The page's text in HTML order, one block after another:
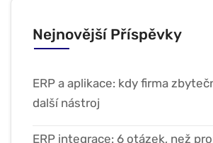
Nejnovější Příspěvky
ERP a aplikace: kdy firma
další nástroj
ERP integrace: 6 otázek, než